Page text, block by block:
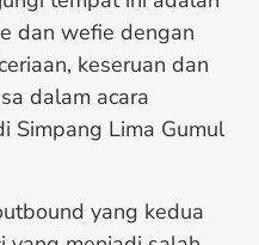
dan wefie dengan
keseruan dan
dalam acara
Simpang Lima Gumul
yang kedua